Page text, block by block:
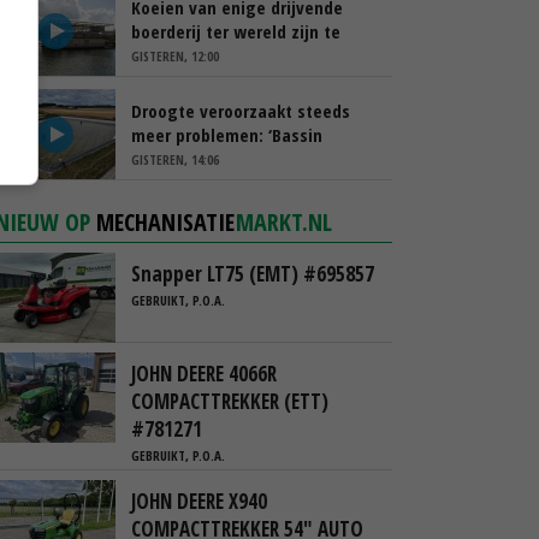
Koeien van enige drijvende
boerderij ter wereld zijn te
koop
GISTEREN, 12:00
Droogte veroorzaakt steeds
meer problemen: ‘Bassin
afgelopen week al leeg’
GISTEREN, 14:06
OP MECHANISATIEMARKT.NL
Snapper LT75 (EMT) #695857
GEBRUIKT, P.O.A.
JOHN DEERE 4066R
COMPACTTREKKER (ETT)
#781271
GEBRUIKT, P.O.A.
JOHN DEERE X940
COMPACTTREKKER 54" AUTO